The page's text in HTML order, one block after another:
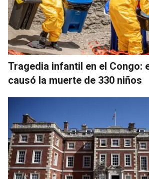
Tragedia infantil en el Congo:
causó la muerte de 330 niños